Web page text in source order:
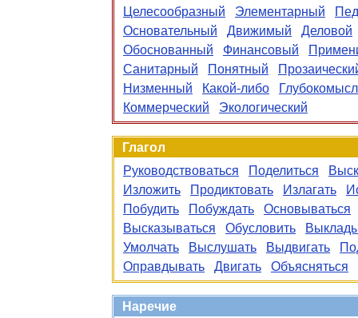
Целесообразный
Элементарный
Основательный
Движимый
Деловой
Обоснованный
Финансовый
Санитарный
Понятный
Низменный
Какой-либо
Коммерческий
Экологический
Глагол
Руководствоваться
Поделиться
Изложить
Продиктовать Излагать
Побудить
Побуждать
Основываться
Высказываться
Обусловить
Умолчать
Выслушать Выдвигать
Оправдывать
Двигать Объясняться
Наречие